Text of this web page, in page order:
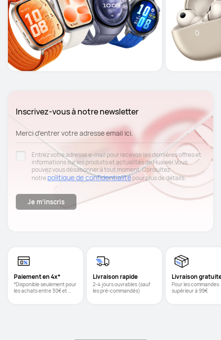
Inscrivez-vous à notre newsletter
Merci d'entrer votre adresse email ici.
Entrez votre adresse e-mail pour recevoir les dernières offres et
informations sur les produits et actualités de Huawei.Vous
pouvez vous désabonner à tout moment. Consultez
notrepolitique de confidentialitépour plus de détails.
Je m’inscris
Paiement en 4x*
*Disponible seulement pour
les achats entre 30€ et
Livraison rapide
2-4 jours ouvrables (sauf
les pré-commandés)
Livraison
Pour les commandes